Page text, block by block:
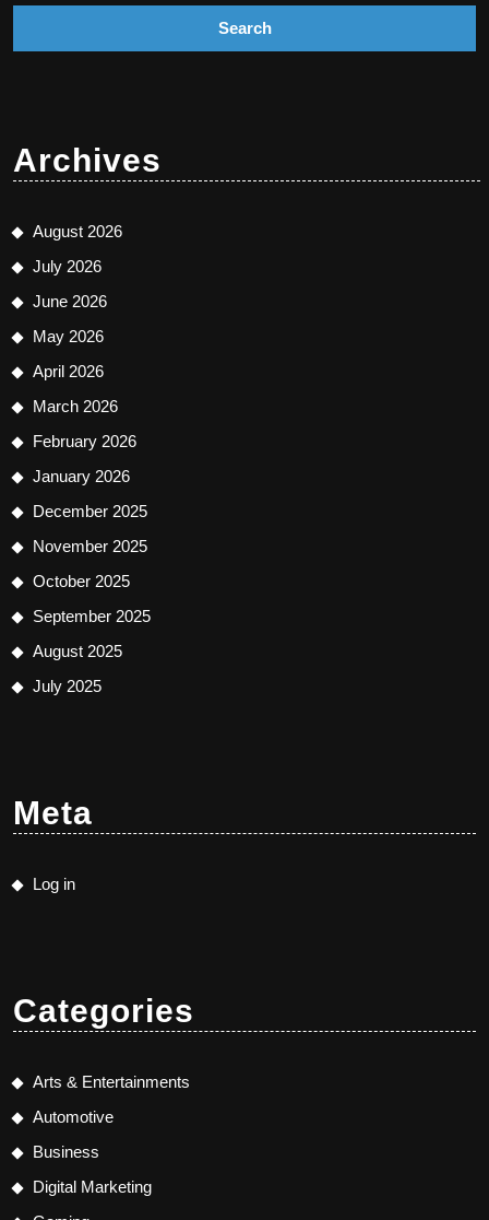
Archives
August 2026
July 2026
June 2026
May 2026
April 2026
March 2026
February 2026
January 2026
December 2025
November 2025
October 2025
September 2025
August 2025
July 2025
Meta
Log in
Categories
Arts & Entertainments
Automotive
Business
Digital Marketing